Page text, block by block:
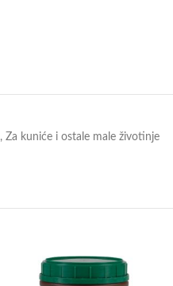
, Za kuniće i ostale male životinje